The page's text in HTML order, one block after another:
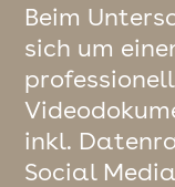
Beim
sich um
inkl.
Social